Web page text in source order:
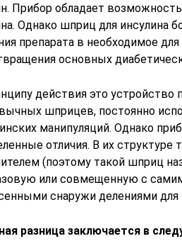
Прибор обладает
Однако шприц для инсулина
препарата в необходимое
основных
действия это устройство
шприцев, постоянно
манипуляций. Однако
отличия. В их
(поэтому такой шприц
или совмещенную с
снаружи делениями для
разница заключается в